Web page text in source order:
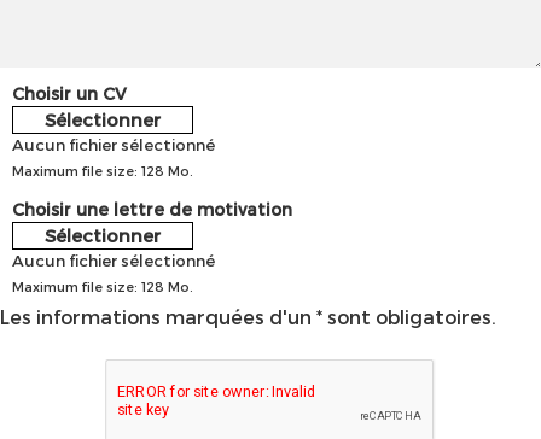
Choisir un CV
Sélectionner
Aucun fichier sélectionné
Maximum file size: 128 Mo.
Choisir une lettre de motivation
Sélectionner
Aucun fichier sélectionné
Maximum file size: 128 Mo.
Les informations marquées d'un * sont obligatoires.